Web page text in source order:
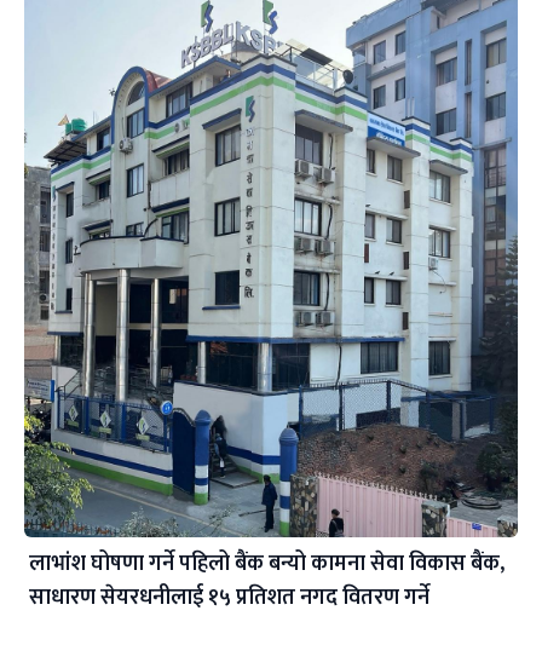
लाभांश घोषणा गर्ने पहिलो बैंक बन्यो कामना सेवा विकास बैंक,
साधारण सेयरधनीलाई १५ प्रतिशत नगद वितरण गर्ने